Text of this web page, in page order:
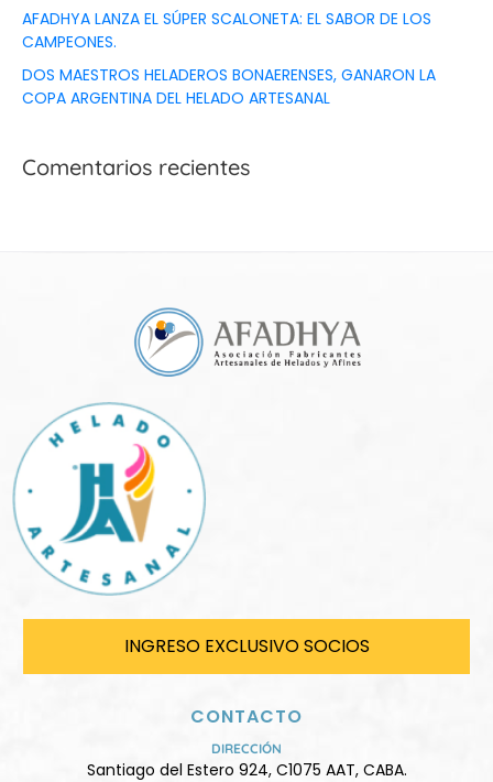
AFADHYA LANZA EL SÚPER SCALONETA: EL SABOR DE LOS
CAMPEONES.
DOS MAESTROS HELADEROS BONAERENSES, GANARON LA
COPA ARGENTINA DEL HELADO ARTESANAL
Comentarios recientes
INGRESO EXCLUSIVO SOCIOS
CONTACTO
DIRECCIÓN
Santiago del Estero 924, C1075 AAT, CABA.